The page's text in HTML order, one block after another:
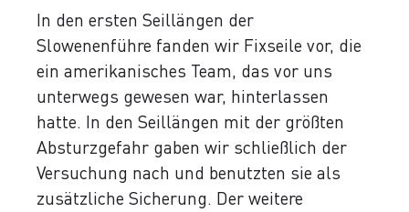
In den ersten Seillängen der
Slowenenführe fanden wir Fixseile vor, die
ein amerikanisches Team, das vor uns
unterwegs gewesen war, hinterlassen
hatte. In den Seillängen mit der größten
Absturzgefahr gaben wir schließlich der
Versuchung nach und benutzten sie als
zusätzliche Sicherung. Der weitere